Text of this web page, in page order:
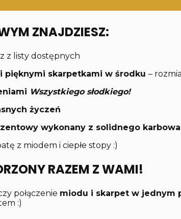
ZNAJDZIESZ:
z listy dostępnych
i pięknymi skarpetkami w środku –
Wszystkiego słodkiego!
życzeń
wykonany z solidnego
z miodem i ciepłe stopy :)
RAZEM Z WAMI!
połączenie miodu i skarpet w jednym
:)